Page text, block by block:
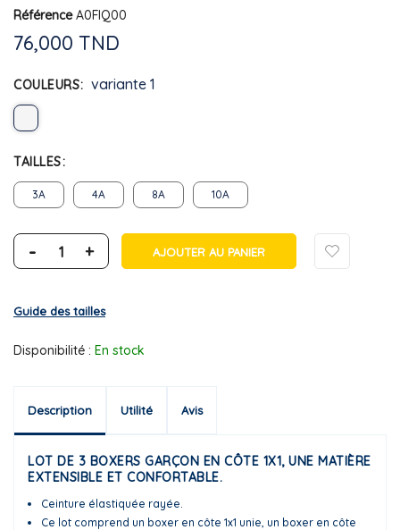
Référence A0FIQ00
76,000 TND
COULEURS variante 1
TAILLES
3A 4A 8A 10A
- + AJOUTER AU PANIER
Guide des tailles
Disponibilité : En stock
Description Utilité Avis
LOT DE 3 BOXERS GARÇON EN CÔTE 1X1, UNE MATIÈRE
EXTENSIBLE ET CONFORTABLE.
Ceinture élastiquée rayée.
Ce lot comprend un boxer en côte 1x1 unie, un boxer en côte